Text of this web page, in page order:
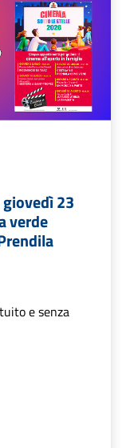
23
verde
e senza